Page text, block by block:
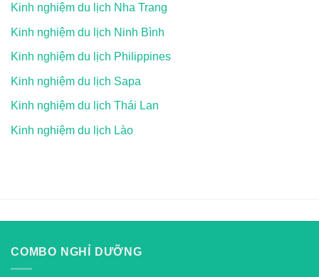
Kinh nghiệm du lịch Nha Trang
Kinh nghiệm du lịch Ninh Bình
Kinh nghiệm du lịch Philippines
Kinh nghiệm du lịch Sapa
Kinh nghiệm du lịch Thái Lan
Kinh nghiệm du lịch Lào
COMBO NGHỈ DƯỠNG